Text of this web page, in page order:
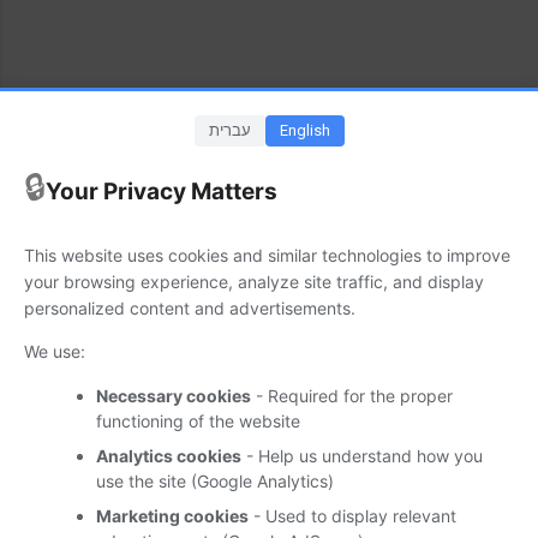
מוזילה (Mozilla) שחררה גרסה חדשה (152.0.2) של דפדפן
האינטרנט Firefox. גרסה זו, ששוחררה ב- 23/06/2026 מתמקדת
מידע נוסף זמין במקור הידיעה. (המקור-
הגישה לפרסומים זמינה גם באמצעות Suppware Telegram
Suppware Whatsapp
🔒Your Privacy Matters
עברית English
This website uses cookies and similar technologies to improve
your browsing experience, analyze site traffic, and display
personalized content and advertisements.
We use:
Necessary cookies - Required for the proper
functioning of the website
Analytics cookies - Help us understand how you
use the site (Google Analytics)
Marketing cookies - Used to display relevant